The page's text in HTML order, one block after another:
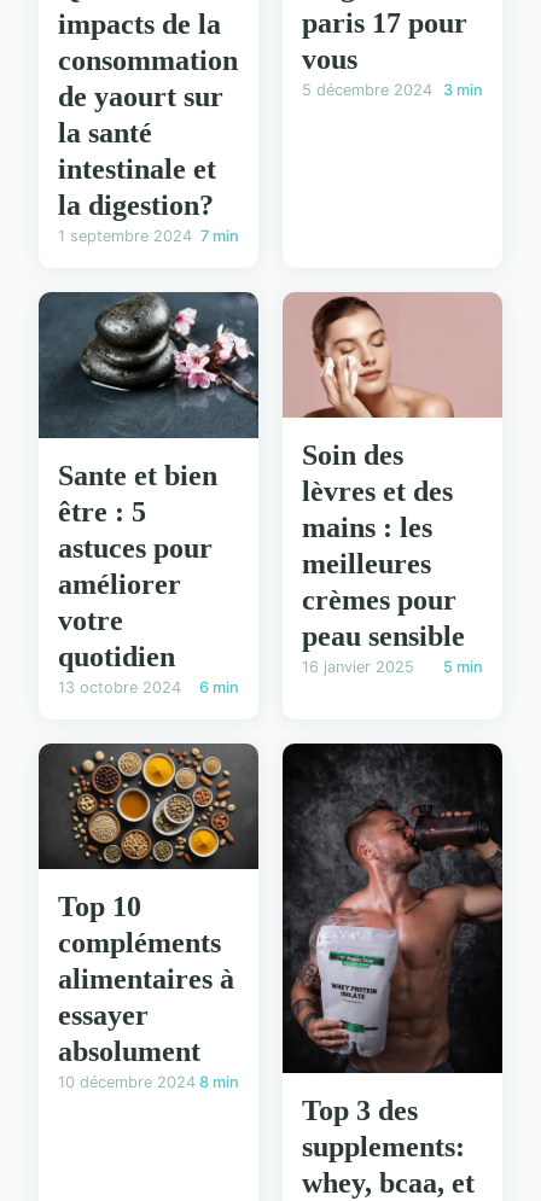
impacts de la
consommation
de yaourt sur
la santé
intestinale et
la digestion?
1 septembre 2024 7 min
paris 17 pour
vous
5 décembre 2024 3 min
Sante et bien
être : 5
astuces pour
améliorer
votre
quotidien
13 octobre 2024 6 min
Soin des
lèvres et des
mains : les
meilleures
crèmes pour
peau sensible
16 janvier 2025 5 min
Top 10
compléments
alimentaires à
essayer
absolument
10 décembre 2024 8 min
Top 3 des
supplements:
whey, bcaa, et